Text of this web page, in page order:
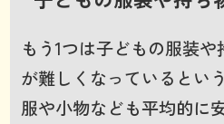
もう1つは子どもの服装
が難しくなっているとい
服や小物なども平均的に